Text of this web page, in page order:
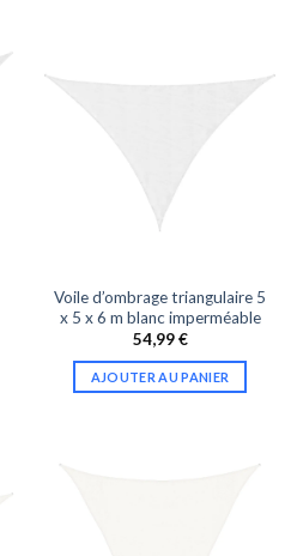
Voile d’ombrage triangulaire 5
x 5 x 6 m blanc imperméable
54,99€
AJOUTER AU PANIER